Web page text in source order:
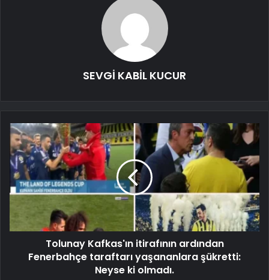
SEVGİ KABİL KUCUR
Tolunay Kafkas'ın itirafının ardından
Fenerbahçe taraftarı yaşananlara şükretti:
Neyse ki olmadı.